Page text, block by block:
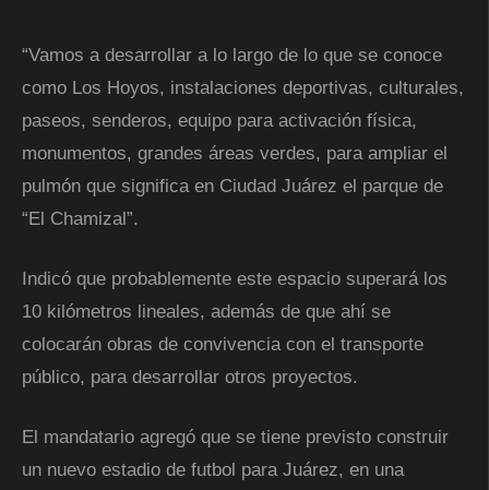
“Vamos a desarrollar a lo largo de lo que se conoce
como Los Hoyos, instalaciones deportivas, culturales,
paseos, senderos, equipo para activación física,
monumentos, grandes áreas verdes, para ampliar el
pulmón que significa en Ciudad Juárez el parque de
“El Chamizal”.
Indicó que probablemente este espacio superará los
10 kilómetros lineales, además de que ahí se
colocarán obras de convivencia con el transporte
público, para desarrollar otros proyectos.
El mandatario agregó que se tiene previsto construir
un nuevo estadio de futbol para Juárez, en una